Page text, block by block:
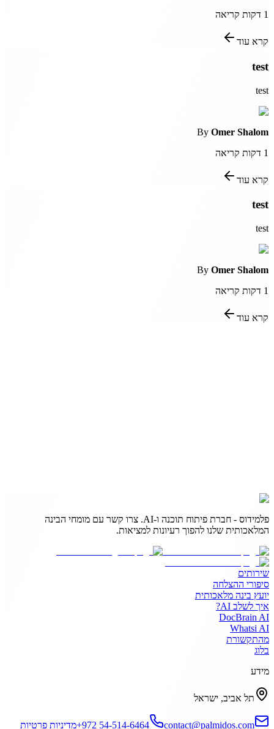
1 דקות קריאה
קרא עוד
test
test
By Omer Shalom
1 דקות קריאה
קרא עוד
test
test
By Omer Shalom
1 דקות קריאה
קרא עוד
פלמידוס - חברת פיתוח תוכנה ו-AI. צרו קשר עם מומחי הבינה
המלאכותית שלנו להפוך רעיונות למציאות.
שירותים
סיפורי ההצלחה
יועץ בינה מלאכותית
איך לשלב AI?
DocBrain AI
Whatsi AI
מהתקשורת
בלוג
מידע
תל אביב, ישראל
contact@palmidos.com
+972 54-514-6464מדיניות פרטיות